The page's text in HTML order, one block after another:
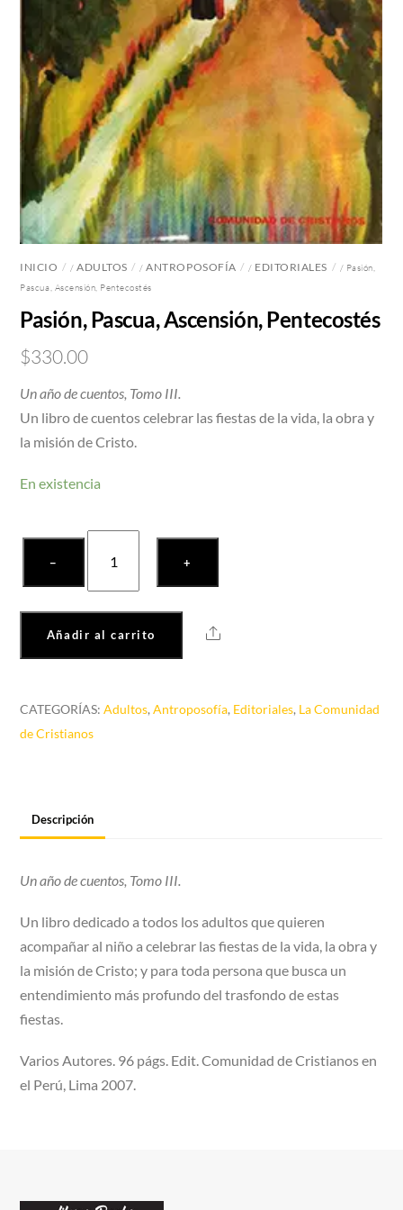
INICIO /ADULTOS /ANTROPOSOFÍA / EDITORIALES
/ Pasión,
Pascua, Ascensión, Pentecostés
Pasión, Pascua, Ascensión, Pentecostés
$330.00
Un año de cuentos, Tomo III.
Un libro de cuentos celebrar las fiestas de la vida, la obra y
la misión de Cristo.
En existencia
−
Pascua,
Ascensión,
Pentecostés
cantidad
+
Añadir al carrito Share
CATEGORÍAS:Adultos,Antroposofía, Editoriales, La Comunidad
de Cristianos
Descripción
Un año de cuentos, Tomo III.
Un libro dedicado a todos los adultos que quieren
acompañar al niño a celebrar las fiestas de la vida, la obra y
la misión de Cristo; y para toda persona que busca un
entendimiento más profundo del trasfondo de estas
fiestas.
Varios Autores. 96 págs. Edit. Comunidad de Cristianos en
el Perú, Lima 2007.